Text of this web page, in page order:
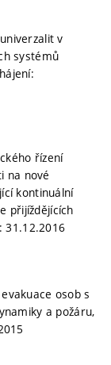
v
systémů
řízení
na nové
kontinuální
přijíždějících
31.12.2016
osob s
a požáru,